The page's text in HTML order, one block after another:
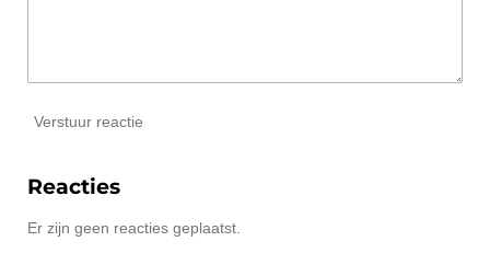
Verstuur reactie
Reacties
Er zijn geen reacties geplaatst.